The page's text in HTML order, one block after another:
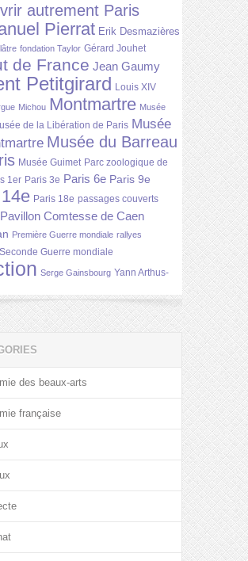
autrement Paris
Pierrat Erik Desmazières
fondation Taylor Gérard Jouhet
de France Jean Gaumy
Petitgirard Louis XIV
Michou Montmartre Musée
de la Libération de Paris Musée
Musée du Barreau
Musée Guimet Parc zoologique de
1er Paris 3e Paris 6e Paris 9e
Paris 18e passages couverts
Pavillon Comtesse de Caen
Première Guerre mondiale rallyes
Seconde Guerre mondiale
Serge Gainsbourg Yann Arthus-
des beaux-arts
française